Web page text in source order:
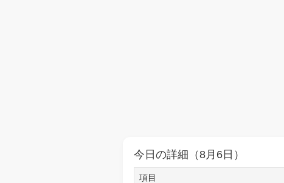
今日の詳細（8月6日）
項目